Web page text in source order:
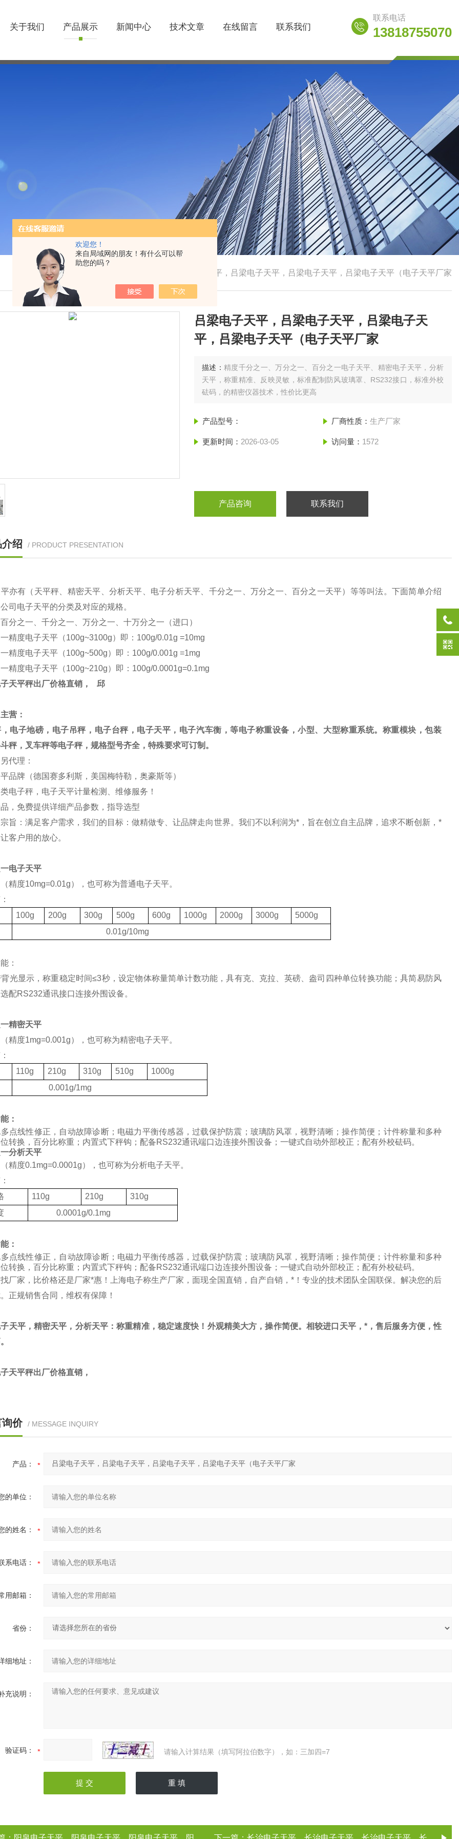
欢迎您！
来自局域网的朋友！有什么可以帮
助您的吗？
关于我们 产品展示 新闻中心 技术文章 在线留言 联系我们
联系电话
13818755070
我的位置： 吕梁电子天平，吕梁电子天平，吕梁电子天平，吕梁电子天平（电子天平厂家
吕梁电子天平，吕梁电子天平，吕梁电子天
平，吕梁电子天平（电子天平厂家
描述： 精度千分之一、万分之一、百分之一电子天平、精密电子天平，分析
天平，称重精准、反映灵敏，标准配制防风玻璃罩、RS232接口，标准外校
砝码，的精密仪器技术，性价比更高
产品型号： 厂商性质： 生产厂家
更新时间： 2026-03-05 访问量： 1572
产品咨询 联系我们
绍 / PRODUCT PRESENTATION
亦有（天平秤、精密天平、分析天平、电子分析天平、千分之一、万分之一、百分之一天平）等等叫法。下面简单介绍
司电子天平的分类及对应的规格。
分之一、千分之一、万分之一、十万分之一（进口）
精度电子天平（100g~3100g）即： 100g/0.01g =10mg
精度电子天平（100g~500g）即： 100g/0.001g =1mg
精度电子天平（100g~210g）即： 100g/0.0001g=0.1mg
天平秤出厂价格直销，
邱
营：
电子地磅，电子吊秤，电子台秤，电子天平，电子汽车衡，等电子称重设备，小型、大型称重系统。称重模块，包装
秤，叉车秤等电子秤，规格型号齐全，特殊要求可订制。
代理：
品牌（德国赛多利斯，美国梅特勒，奥豪斯等）
电子秤，电子天平计量检测、维修服务！
，免费提供详细产品参数，指导选型
旨：满足客户需求，我们的目标：做精做专、让品牌走向世界。我们不以利润为*，旨在创立自主品牌，追求不断创新，*
客户用的放心。
电子天平
精度10mg=0.01g），也可称为普通电子天平。
100g 200g 300g 500g 600g 1000g 2000g 3000g
5000g
0.01g/10mg
：
光显示，称重稳定时间≤3秒，设定物体称量简单计数功能，具有克、克拉、英磅、盎司四种单位转换功能；具简易防风
配RS232通讯接口连接外围设备。
精密天平
精度1mg=0.001g），也可称为精密电子天平。
110g 210g 310g 510g
1000g
0.001g/1mg
：
点线性修正，自动故障诊断；电磁力平衡传感器，过载保护防震；玻璃防风罩，视野清晰；操作简便；计件称量和多种
转换，百分比称重；内置式下秤钩；配备RS232通讯端口边连接外围设备；一键式自动外部校正；配有外校砝码。
分析天平
精度0.1mg=0.0001g），也可称为分析电子天平。
110g 210g
310g
0.0001g/0.1mg
：
点线性修正，自动故障诊断；电磁力平衡传感器，过载保护防震；玻璃防风罩，视野清晰；操作简便；计件称量和多种
转换，百分比称重；内置式下秤钩；配备RS232通讯端口边连接外围设备；一键式自动外部校正；配有外校砝码。
厂家，比价格还是厂家*惠！上海电子称生产厂家，面现全国直销，自产自销，*！专业的技术团队全国联保。解决您的后
正规销售合同，维权有保障！
天平，精密天平，分析天平：称重精准，稳定速度快！外观精美大方，操作简便。相较进口天平，*，售后服务方便，性
天平秤出厂价格直销，
价 / MESSAGE INQUIRY
产品：
的单位：
的姓名：
系电话：
用邮箱：
省份：
细地址：
充说明：
验证码： 请输入计算结果（填写阿拉伯数字），如：三加四=7